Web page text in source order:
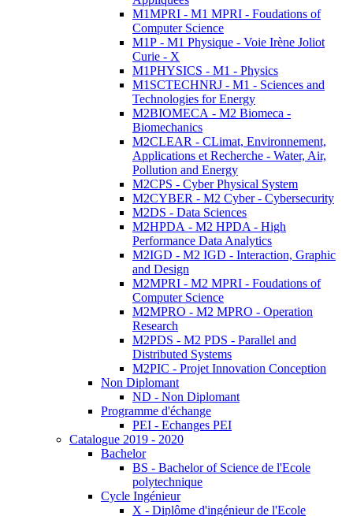
M1MPRI - M1 MPRI - Foudations of
Computer Science
M1P - M1 Physique - Voie Irène Joliot
Curie - X
M1PHYSICS - M1 - Physics
M1SCTECHNRJ - M1 - Sciences and
Technologies for Energy
M2BIOMECA - M2 Biomeca -
Biomechanics
M2CLEAR - CLimat, Environnement,
Applications et Recherche - Water, Air,
Pollution and Energy
M2CPS - Cyber Physical System
M2CYBER - M2 Cyber - Cybersecurity
M2DS - Data Sciences
M2HPDA - M2 HPDA - High
Performance Data Analytics
M2IGD - M2 IGD - Interaction, Graphic
and Design
M2MPRI - M2 MPRI - Foudations of
Computer Science
M2MPRO - M2 MPRO - Operation
Research
M2PDS - M2 PDS - Parallel and
Distributed Systems
M2PIC - Projet Innovation Conception
Non Diplomant
ND - Non Diplomant
Programme d'échange
PEI - Echanges PEI
Catalogue 2019 - 2020
Bachelor
BS - Bachelor of Science de l'Ecole
polytechnique
Cycle Ingénieur
X - Diplôme d'ingénieur de l'Ecole